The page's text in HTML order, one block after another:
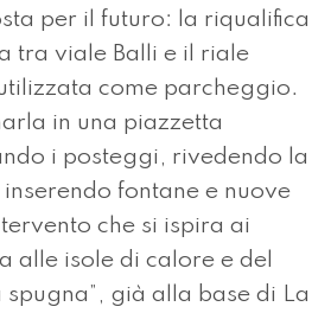
per il futuro: la riqualifica
tra viale Balli e il riale
come parcheggio.
in una piazzetta
i posteggi, rivedendo la
fontane e nuove
che si ispira ai
alle isole di calore e del
spugna”, già alla base di La